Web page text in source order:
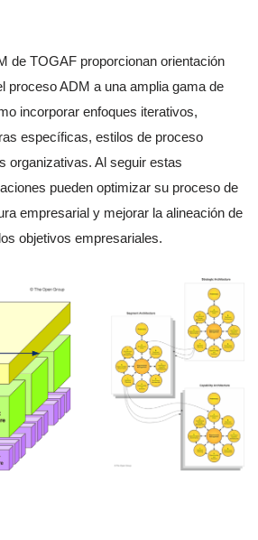
de TOGAF proporcionan orientación
proceso ADM a una amplia gama de
incorporar enfoques iterativos,
específicas, estilos de proceso
organizativas. Al seguir estas
pueden optimizar su proceso de
empresarial y mejorar la alineación de
objetivos empresariales.